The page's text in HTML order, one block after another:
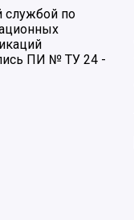
службой по
ПИ № ТУ 24 -